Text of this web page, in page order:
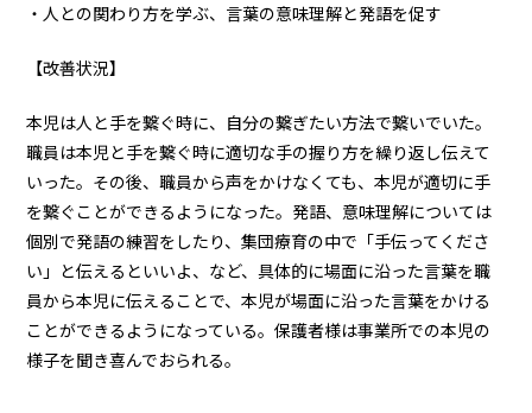
・人との関わり方を学ぶ、言葉の意味理解と発語を促す
【改善状況】
本児は人と手を繋ぐ時に、自分の繋ぎたい方法で繋いでいた。
職員は本児と手を繋ぐ時に適切な手の握り方を繰り返し伝えて
いった。その後、職員から声をかけなくても、本児が適切に手
を繋ぐことができるようになった。発語、意味理解については
個別で発語の練習をしたり、集団療育の中で「手伝ってくださ
い」と伝えるといいよ、など、具体的に場面に沿った言葉を職
員から本児に伝えることで、本児が場面に沿った言葉をかける
ことができるようになっている。保護者様は事業所での本児の
様子を聞き喜んでおられる。